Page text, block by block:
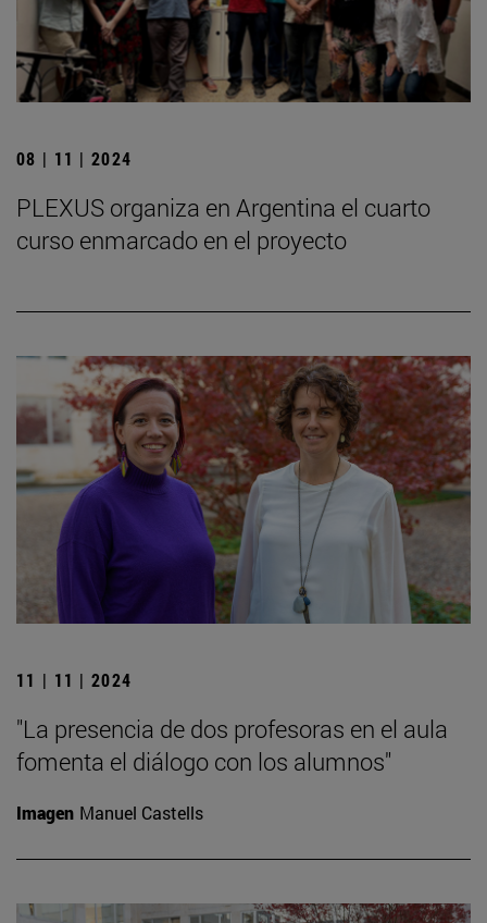
08 | 11 | 2024
PLEXUS organiza en Argentina el cuarto
curso enmarcado en el proyecto
11 | 11 | 2024
"La presencia de dos profesoras en el aula
fomenta el diálogo con los alumnos"
Imagen Manuel Castells